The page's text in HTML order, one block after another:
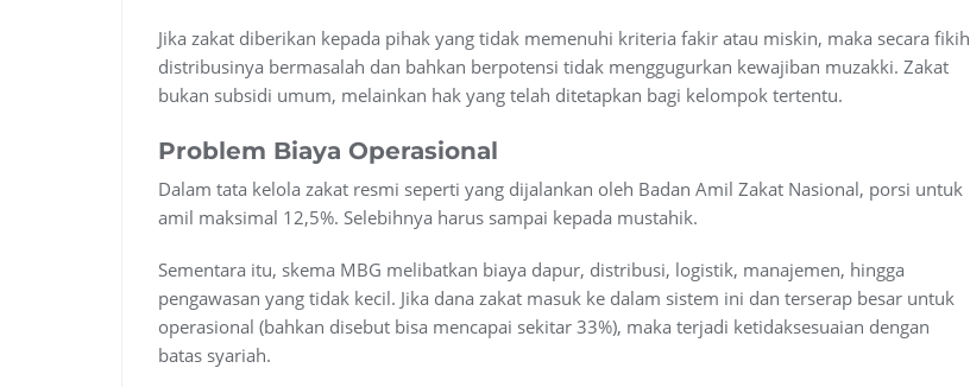
Jika zakat diberikan kepada pihak yang tidak memenuhi kriteria fakir atau miskin, maka secara fikih
distribusinya bermasalah dan bahkan berpotensi tidak menggugurkan kewajiban muzakki. Zakat
bukan subsidi umum, melainkan hak yang telah ditetapkan bagi kelompok tertentu.
Problem Biaya Operasional
Dalam tata kelola zakat resmi seperti yang dijalankan oleh Badan Amil Zakat Nasional, porsi untuk
amil maksimal 12,5%. Selebihnya harus sampai kepada mustahik.
Sementara itu, skema MBG melibatkan biaya dapur, distribusi, logistik, manajemen, hingga
pengawasan yang tidak kecil. Jika dana zakat masuk ke dalam sistem ini dan terserap besar untuk
operasional (bahkan disebut bisa mencapai sekitar 33%), maka terjadi ketidaksesuaian dengan
batas syariah.